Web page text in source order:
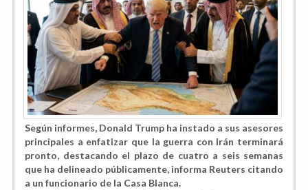
Según informes, Donald Trump ha instado a sus asesores
principales a enfatizar que la guerra con Irán terminará
pronto, destacando el plazo de cuatro a seis semanas
que ha delineado públicamente, informa Reuters citando
a un funcionario de la Casa Blanca.